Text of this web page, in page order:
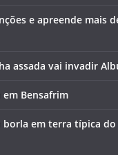
e apreende mais
assada vai invadir
em Bensafrim
borla em terra típica